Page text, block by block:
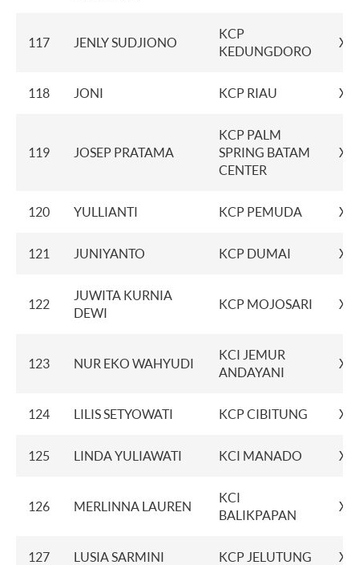
117 JENLY SUDJIONO
KCP
KEDUNGDORO
118 JONI KCP RIAU
119 JOSEP PRATAMA
KCP PALM
SPRING BATAM
CENTER
120 YULLIANTI KCP PEMUDA
121 JUNIYANTO KCP DUMAI
122
JUWITA KURNIA
DEWI
KCP MOJOSARI
123 NUR EKO WAHYUDI
KCI JEMUR
ANDAYANI
124 LILIS SETYOWATI KCP CIBITUNG
125 LINDA YULIAWATI KCI MANADO
126 MERLINNA LAUREN
KCI
BALIKPAPAN
127 LUSIA SARMINI KCP JELUTUNG